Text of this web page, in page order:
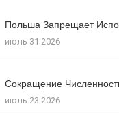
Польша Запрещает
июль 31 2026
Сокращение
июль 23 2026
В Польше Выросла
июль 27 2026
Число
июль 17 2026